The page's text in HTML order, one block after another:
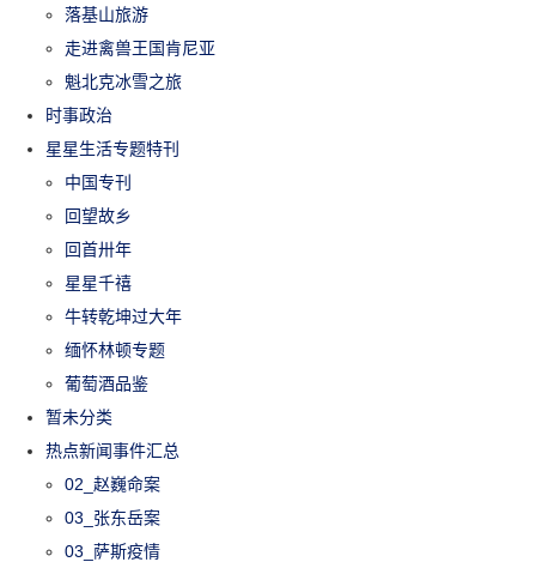
落基山旅游
走进禽兽王国肯尼亚
魁北克冰雪之旅
时事政治
星星生活专题特刊
中国专刊
回望故乡
回首卅年
星星千禧
牛转乾坤过大年
缅怀林顿专题
葡萄酒品鉴
暂未分类
热点新闻事件汇总
02_赵巍命案
03_张东岳案
03_萨斯疫情